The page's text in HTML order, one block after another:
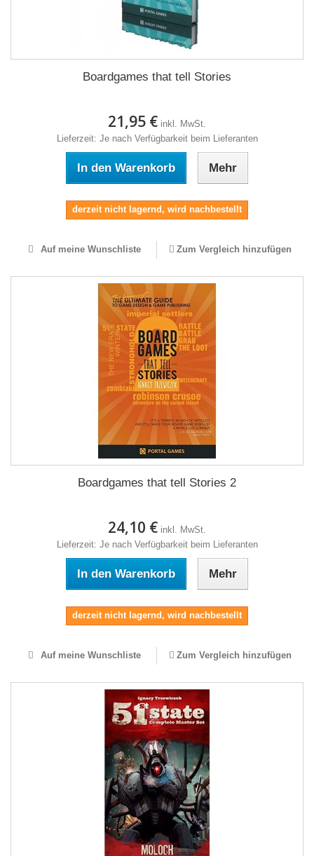
Boardgames that tell Stories
21,95 € inkl. MwSt.
Lieferzeit: Je nach Verfügbarkeit beim Lieferanten
In den Warenkorb Mehr
derzeit nicht lagernd, wird nachbestellt
Auf meine Wunschliste Zum Vergleich hinzufügen
Boardgames that tell Stories 2
24,10 € inkl. MwSt.
Lieferzeit: Je nach Verfügbarkeit beim Lieferanten
In den Warenkorb Mehr
derzeit nicht lagernd, wird nachbestellt
Auf meine Wunschliste Zum Vergleich hinzufügen